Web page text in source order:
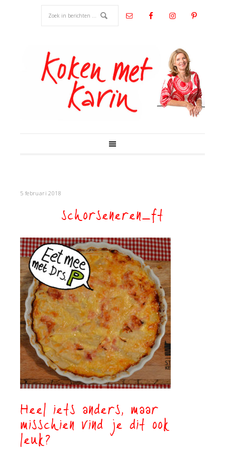
5 februari 2018
schorseneren_ft
Heel iets anders, maar
misschien vind je dit ook
leuk?